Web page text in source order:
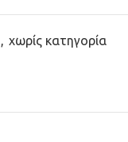
, χωρίς κατηγορία